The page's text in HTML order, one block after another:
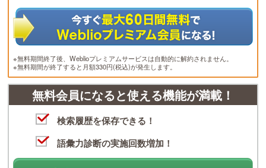
※無料期間終了後、Weblioプレミアムサービスは自動的に解約されません。
※無料期間が終了すると月額330円(税込)が発生します。
無料会員になると使える機能が満載！
検索履歴を保存できる！
語彙力診断の実施回数増加！